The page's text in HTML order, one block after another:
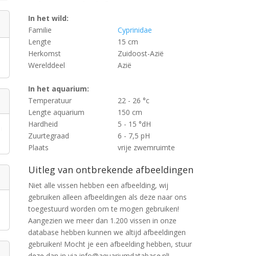
In het wild:
Familie
Cyprinidae
Lengte
15 cm
Herkomst
Zuidoost-Azië
Werelddeel
Azië
In het aquarium:
Temperatuur
22 - 26 °c
Lengte aquarium
150 cm
Hardheid
5 - 15 °dH
Zuurtegraad
6 - 7,5 pH
Plaats
vrije zwemruimte
Uitleg van ontbrekende afbeeldingen
Niet alle vissen hebben een afbeelding, wij
gebruiken alleen afbeeldingen als deze naar ons
toegestuurd worden om te mogen gebruiken!
Aangezien we meer dan 1.200 vissen in onze
database hebben kunnen we altijd afbeeldingen
gebruiken! Mocht je een afbeelding hebben, stuur